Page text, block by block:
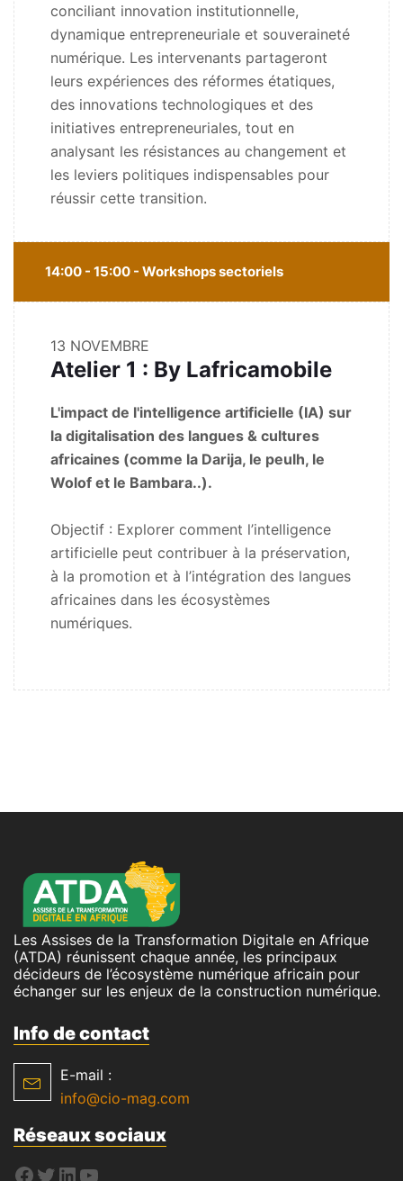
conciliant innovation institutionnelle,
dynamique entrepreneuriale et souveraineté
numérique. Les intervenants partageront
leurs expériences des réformes étatiques,
des innovations technologiques et des
initiatives entrepreneuriales, tout en
analysant les résistances au changement et
les leviers politiques indispensables pour
réussir cette transition.
14:00 - 15:00 - Workshops sectoriels
13 NOVEMBRE
Atelier 1 : By Lafricamobile
L'impact de l'intelligence artificielle (IA) sur
la digitalisation des langues & cultures
africaines (comme la Darija, le peulh, le
Wolof et le Bambara..).
Objectif : Explorer comment l’intelligence
artificielle peut contribuer à la préservation,
à la promotion et à l’intégration des langues
africaines dans les écosystèmes
numériques.
Les Assises de la Transformation Digitale en Afrique
(ATDA) réunissent chaque année, les principaux
décideurs de l’écosystème numérique africain pour
échanger sur les enjeux de la construction numérique.
Info de contact
E-mail :
info@cio-mag.com
Réseaux sociaux